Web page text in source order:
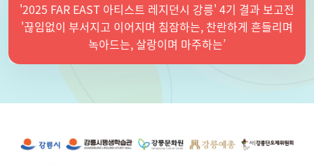
'2025 FAR EAST 아티스트 레지던시 강릉' 4기 결과 보고전
'끊임없이 부서지고 이어지며 침잠하는, 찬란하게 흔들리며
녹아드는, 살랑이며 마주하는’